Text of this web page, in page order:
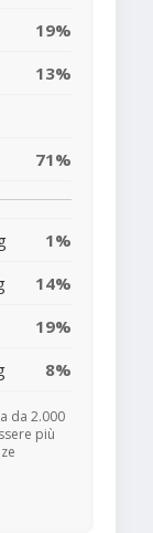
19%
13%
71%
1%
14%
19%
8%
da 2.000
più